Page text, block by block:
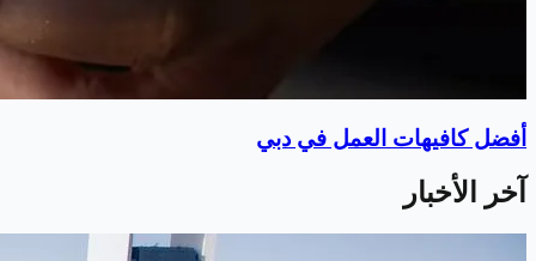
أفضل كافيهات العمل في دبي
آخر الأخبار